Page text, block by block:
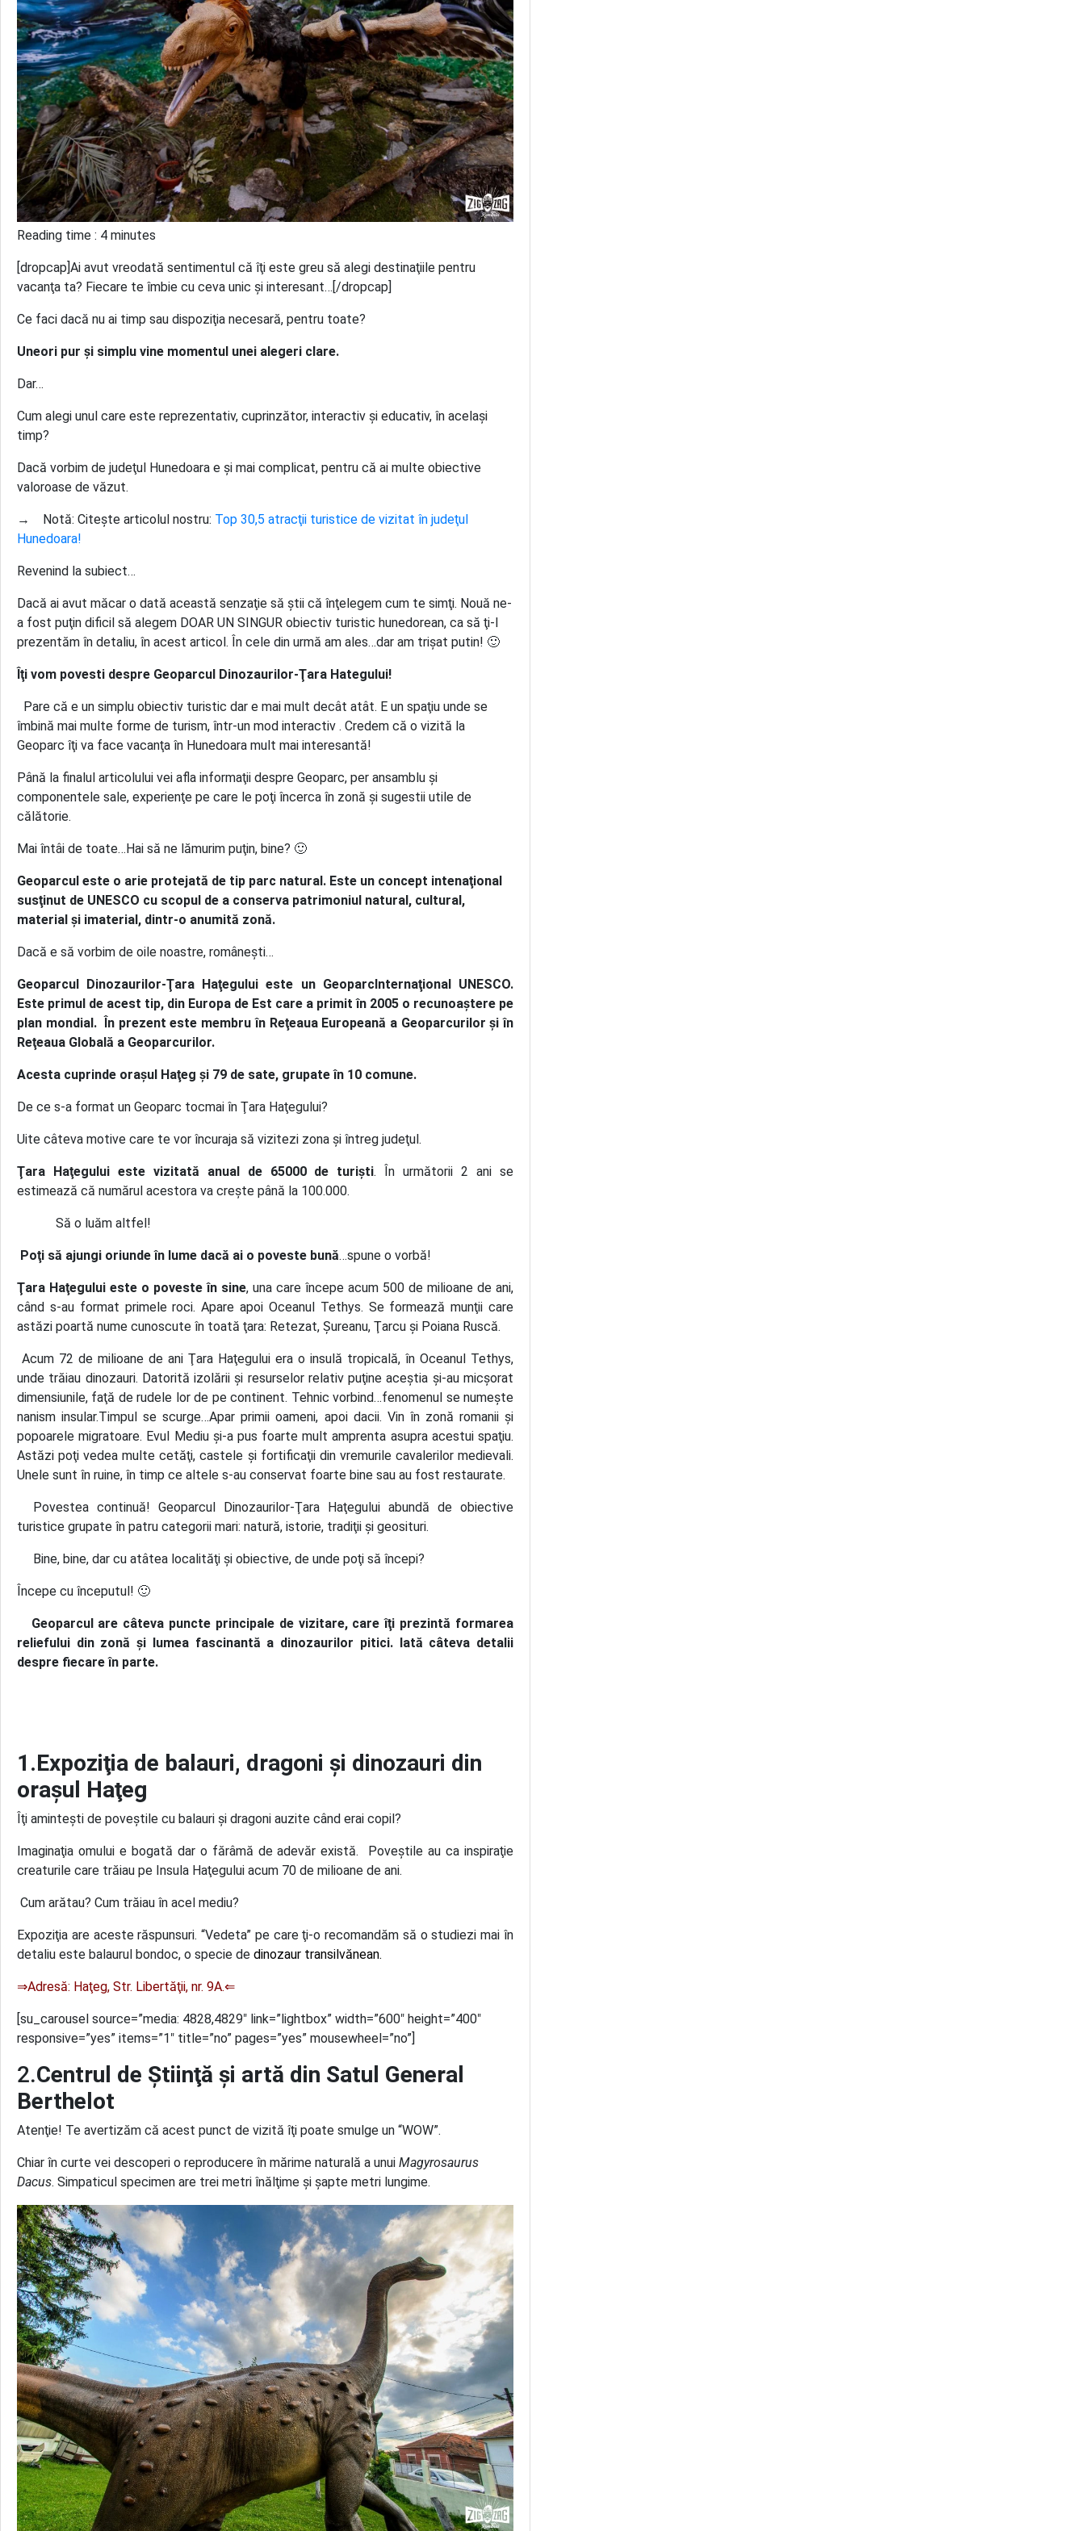
Reading time : 4 minutes
[dropcap]Ai avut vreodată sentimentul că îţi este greu să alegi destinaţiile pentru
vacanţa ta? Fiecare te îmbie cu ceva unic şi interesant…[/dropcap]
Ce faci dacă nu ai timp sau dispoziţia necesară, pentru toate?
Uneori pur şi simplu vine momentul unei alegeri clare.
Dar…
Cum alegi unul care este reprezentativ, cuprinzător, interactiv şi educativ, în acelaşi
timp?
Dacă vorbim de judeţul Hunedoara e şi mai complicat, pentru că ai multe obiective
valoroase de văzut.
→ Notă: Citeşte articolul nostru: Top 30,5 atracţii turistice de vizitat în judeţul
Hunedoara!
Revenind la subiect…
Dacă ai avut măcar o dată această senzaţie să ştii că înţelegem cum te simţi. Nouă ne-
a fost puţin dificil să alegem DOAR UN SINGUR obiectiv turistic hunedorean, ca să ţi-l
prezentăm în detaliu, în acest articol. În cele din urmă am ales…dar am trişat putin! 🙂
Îţi vom povesti despre Geoparcul Dinozaurilor-Ţara Hategului!
Pare că e un simplu obiectiv turistic dar e mai mult decât atât. E un spaţiu unde se
îmbină mai multe forme de turism, într-un mod interactiv . Credem că o vizită la
Geoparc îţi va face vacanţa în Hunedoara mult mai interesantă!
Până la finalul articolului vei afla informaţii despre Geoparc, per ansamblu şi
componentele sale, experienţe pe care le poţi încerca în zonă şi sugestii utile de
călătorie.
Mai întâi de toate…Hai să ne lămurim puţin, bine? 🙂
Geoparcul este o arie protejată de tip parc natural. Este un concept intenaţional
susţinut de UNESCO cu scopul de a conserva patrimoniul natural, cultural,
material şi imaterial, dintr-o anumită zonă.
Dacă e să vorbim de oile noastre, româneşti…
Geoparcul Dinozaurilor-Ţara Haţegului este un GeoparcInternaţional UNESCO.
Este primul de acest tip, din Europa de Est care a primit în 2005 o recunoaştere pe
plan mondial. În prezent este membru în Reţeaua Europeană a Geoparcurilor şi în
Reţeaua Globală a Geoparcurilor.
Acesta cuprinde oraşul Haţeg şi 79 de sate, grupate în 10 comune.
De ce s-a format un Geoparc tocmai în Ţara Haţegului?
Uite câteva motive care te vor încuraja să vizitezi zona şi întreg judeţul.
Ţara Haţegului este vizitată anual de 65000 de turişti. În următorii 2 ani se
estimează că numărul acestora va creşte până la 100.000.
Să o luăm altfel!
Poţi să ajungi oriunde în lume dacă ai o poveste bună…spune o vorbă!
Ţara Haţegului este o poveste în sine, una care începe acum 500 de milioane de ani,
când s-au format primele roci. Apare apoi Oceanul Tethys. Se formează munţii care
astăzi poartă nume cunoscute în toată ţara: Retezat, Şureanu, Ţarcu şi Poiana Ruscă.
Acum 72 de milioane de ani Ţara Haţegului era o insulă tropicală, în Oceanul Tethys,
unde trăiau dinozauri. Datorită izolării şi resurselor relativ puţine aceştia şi-au micşorat
dimensiunile, faţă de rudele lor de pe continent. Tehnic vorbind…fenomenul se numeşte
nanism insular.Timpul se scurge…Apar primii oameni, apoi dacii. Vin în zonă romanii şi
popoarele migratoare. Evul Mediu şi-a pus foarte mult amprenta asupra acestui spaţiu.
Astăzi poţi vedea multe cetăţi, castele şi fortificaţii din vremurile cavalerilor medievali.
Unele sunt în ruine, în timp ce altele s-au conservat foarte bine sau au fost restaurate.
Povestea continuă! Geoparcul Dinozaurilor-Ţara Haţegului abundă de obiective
turistice grupate în patru categorii mari: natură, istorie, tradiţii şi geosituri.
Bine, bine, dar cu atâtea localităţi şi obiective, de unde poţi să începi?
Începe cu începutul! 🙂
Geoparcul are câteva puncte principale de vizitare, care îţi prezintă formarea
reliefului din zonă şi lumea fascinantă a dinozaurilor pitici. Iată câteva detalii
despre fiecare în parte.
1.Expoziţia de balauri, dragoni şi dinozauri din
oraşul Haţeg
Îţi aminteşti de poveştile cu balauri şi dragoni auzite când erai copil?
Imaginaţia omului e bogată dar o fărâmă de adevăr există. Poveştile au ca inspiraţie
creaturile care trăiau pe Insula Haţegului acum 70 de milioane de ani.
Cum arătau? Cum trăiau în acel mediu?
Expoziţia are aceste răspunsuri. “Vedeta” pe care ţi-o recomandăm să o studiezi mai în
detaliu este balaurul bondoc, o specie de dinozaur transilvănean.
⇒Adresă: Haţeg, Str. Libertăţii, nr. 9A.⇐
[su_carousel source=”media: 4828,4829″ link=”lightbox” width=”600″ height=”400″
responsive=”yes” items=”1″ title=”no” pages=”yes” mousewheel=”no”]
2.Centrul de Ştiinţă şi artă din Satul General
Berthelot
Atenţie! Te avertizăm că acest punct de vizită îţi poate smulge un “WOW”.
Chiar în curte vei descoperi o reproducere în mărime naturală a unui Magyrosaurus
Dacus. Simpaticul specimen are trei metri înălţime şi şapte metri lungime.